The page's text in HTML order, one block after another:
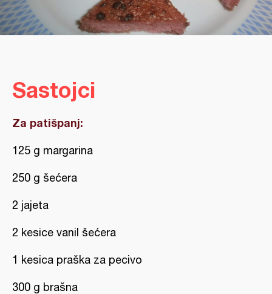
Sastojci
Za patišpanj:
125 g margarina
250 g šećera
2 jajeta
2 kesice vanil šećera
1 kesica praška za pecivo
300 g brašna